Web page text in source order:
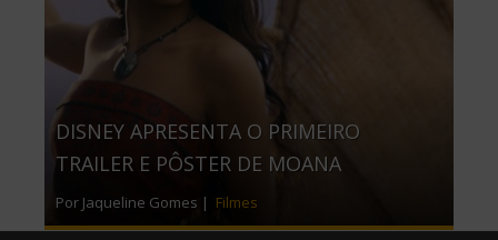
DISNEY APRESENTA O PRIMEIRO
TRAILER E PÔSTER DE MOANA
Por Jaqueline Gomes | Filmes